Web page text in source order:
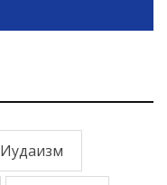
Иудаизм